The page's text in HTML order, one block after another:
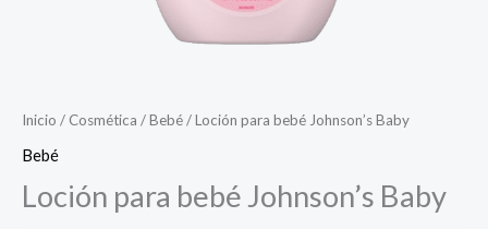
Inicio / Cosmética /Bebé/ Loción para bebé Johnson’s Baby
Bebé
Loción para bebé Johnson’s Baby